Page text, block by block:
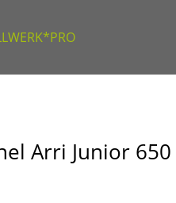
Arri Junior